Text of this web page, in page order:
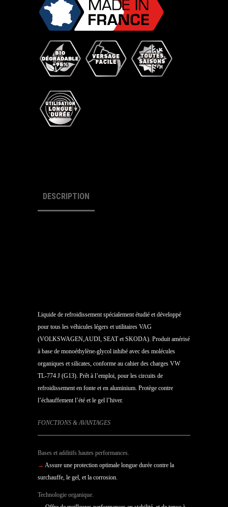
DESCRIPTION
Liquide de refroidissement spécialement étudié et développé
pour tous les véhicules légers et utilitaires VAG
(VOLKSWAGEN,AUDI, SEAT et SKODA). Produit amérisé
à base de monoéthylène-glycol inhibé avec des molécules
organiques et silicates, conforme au cahier des charges VW
TL-774 J (G13). Prêt à l’emploi, pour les circuits de
refroidissement en fonte et en aluminium. Protège contre
l’échauffement l’été et le gel l’hiver.
FONCTIONS & AVANTAGES
Bases et additifs hautes performances.
→ Assure une protection optimale longue durée contre la
surchauffe, le gel, et la corrosion.
Technologie organique.